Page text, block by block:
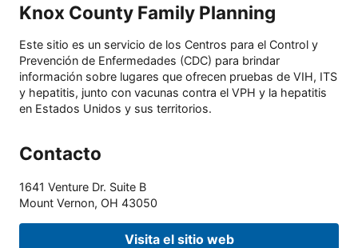
Knox County Family Planning
Este sitio es un servicio de los Centros para el Control y
Prevención de Enfermedades (CDC) para brindar
información sobre lugares que ofrecen pruebas de VIH, ITS
y hepatitis, junto con vacunas contra el VPH y la hepatitis
en Estados Unidos y sus territorios.
Contacto
1641 Venture Dr. Suite B
Mount Vernon, OH 43050
Visita el sitio web